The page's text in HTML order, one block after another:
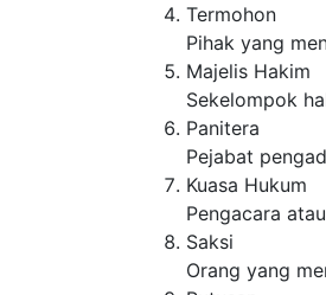
Termohon
Pihak yang
Majelis Hakim
Sekelompok
Panitera
Pejabat
Kuasa Hukum
Pengacara
Saksi
Orang yang